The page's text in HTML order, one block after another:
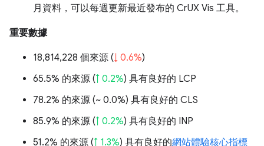
月資料，可以每週更新最近發布的 CrUX Vis 工具。
重要數據
18,814,228 個來源 (↓ 0.6%)
65.5% 的來源 (↑ 0.2%) 具有良好的 LCP
78.2% 的來源 (~ 0.0%) 具有良好的 CLS
85.9% 的來源 (↑ 0.2%) 具有良好的 INP
51.2% 的來源 (↑ 1.3%) 具有良好的網站體驗核心指標